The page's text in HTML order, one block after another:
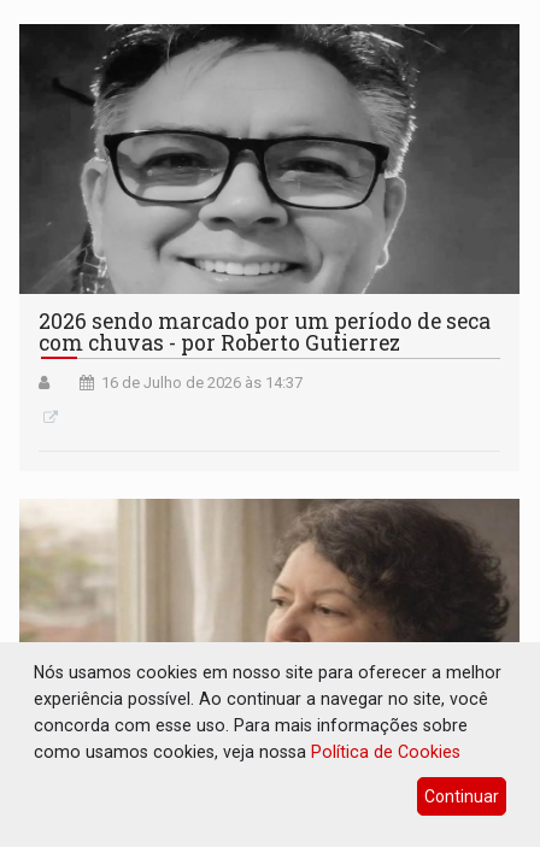
2026 sendo marcado por um período de seca
com chuvas - por Roberto Gutierrez
16 de Julho de 2026 às 14:37
À minha filha, Paulinha - por Sara Xavier
Nós usamos cookies em nosso site para oferecer a melhor
experiência possível. Ao continuar a navegar no site, você
concorda com esse uso. Para mais informações sobre
como usamos cookies, veja nossa Política de Cookies
Continuar